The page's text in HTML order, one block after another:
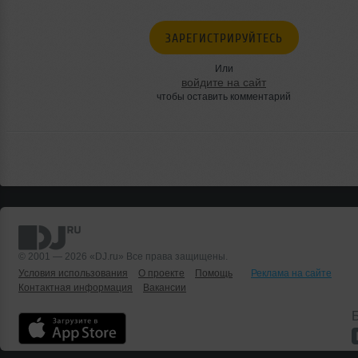
ЗАРЕГИСТРИРУЙТЕСЬ
Или
войдите на сайт
чтобы оставить комментарий
© 2001 — 2026 «DJ.ru» Все права защищены.
Условия использования
О проекте Помощь
Реклама на сайте
Контактная информация
Вакансии